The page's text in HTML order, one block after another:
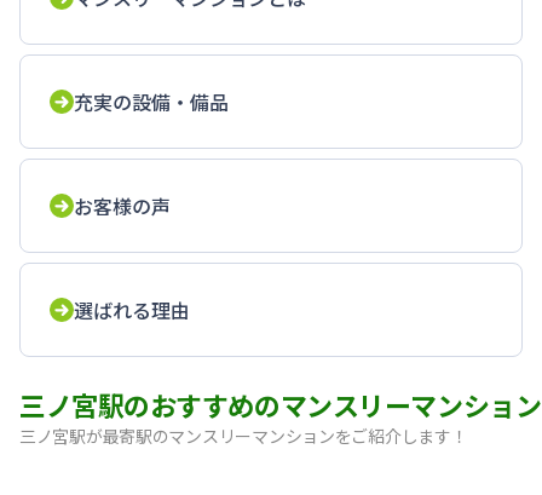
充実の設備・備品
お客様の声
選ばれる理由
三ノ宮駅のおすすめのマンスリーマンション
三ノ宮駅が最寄駅のマンスリーマンションをご紹介します！